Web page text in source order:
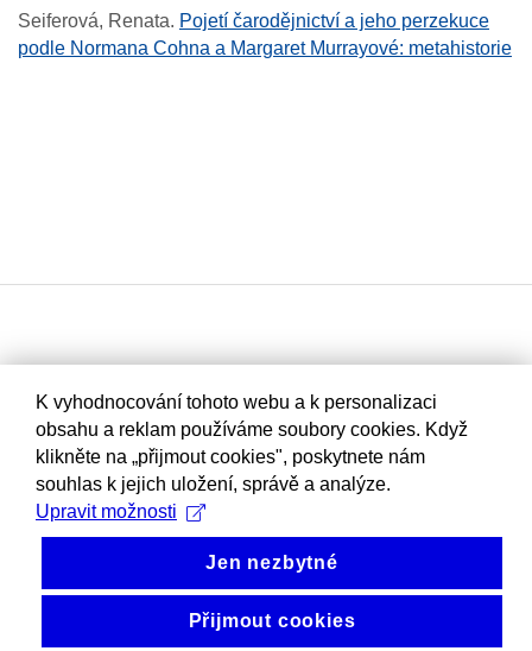
Seiferová, Renata. Pojetí čarodějnictví a jeho perzekuce
podle Normana Cohna a Margaret Murrayové: metahistorie
K vyhodnocování tohoto webu a k personalizaci
obsahu a reklam používáme soubory cookies. Když
klikněte na „přijmout cookies", poskytnete nám
souhlas k jejich uložení, správě a analýze.
Upravit možnosti
Jen nezbytné
Přijmout cookies